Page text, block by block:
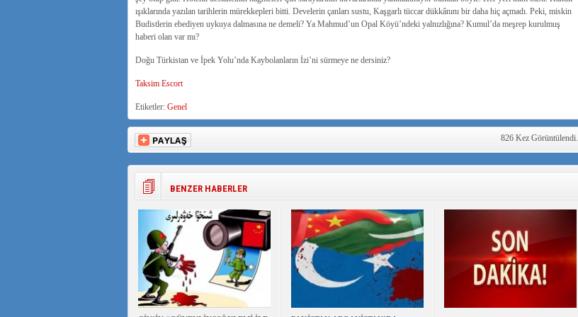
ışıklarında yazılan tarihlerin mürekkepleri bitti. Develerin çanları sustu, Kaşgarlı tüccar dükkânını bir daha hiç açmadı. Peki, miskin
Budistlerin ebediyen uykuya dalmasına ne demeli? Ya Mahmud’un Opal Köyü’ndeki yalnızlığına? Kumul’da meşrep kurulmuş
haberi olan var mı?
Doğu Türkistan ve İpek Yolu’nda Kaybolanların İzi’ni sürmeye ne dersiniz?
Taksim Escort
Etiketler: Genel
826 Kez Görüntülendi.
BENZER HABERLER